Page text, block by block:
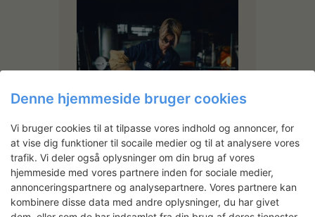
Maria Koshenkova
Dansk/russisk kunstner, bor og
arbejder i København i krydsfeltet
Denne hjemmeside bruger cookies
Vi bruger cookies til at tilpasse vores indhold og annoncer, for
at vise dig funktioner til socaile medier og til at analysere vores
trafik. Vi deler også oplysninger om din brug af vores
hjemmeside med vores partnere inden for sociale medier,
annonceringspartnere og analysepartnere. Vores partnere kan
kombinere disse data med andre oplysninger, du har givet